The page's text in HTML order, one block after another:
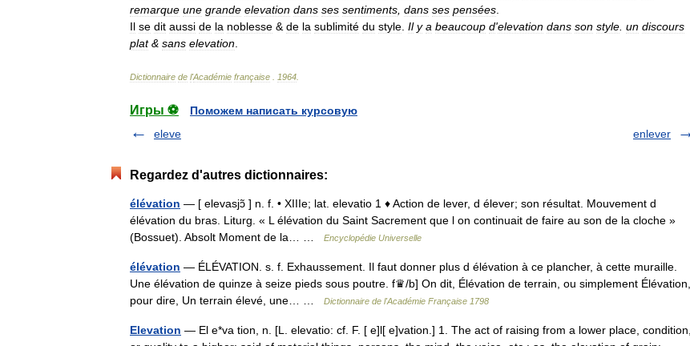
remarque une grande elevation dans ses sentiments dans ses pensées
Il se dit aussi de la noblesse & de la sublimité du style Il y a beaucoup d'elevation dans son style un discours
plat& sans elevation
Dictionnaire de l'Académie française 1964
Игры ⚽
Поможем написать курсовую
eleve
enlever
Regardez d'autres dictionnaires:
élévation — [ elevasjɔ̃ ] n. f. • XIIIe; lat. elevatio 1 ♦ Action de lever, d élever; son résultat. Mouvement d
élévation du bras. Liturg. « L élévation du Saint Sacrement que l on continuait de faire au son de la cloche »
(Bossuet). Absolt Moment de la… …
Encyclopédie Universelle
élévation — ÉLÉVATION. s. f. Exhaussement. Il faut donner plus d élévation à ce plancher, à cette muraille.
Une élévation de quinze à seize pieds sous poutre. f♛/b] On dit, Élévation de terrain, ou simplement Élévation,
pour dire, Un terrain élevé, une… …
Dictionnaire de l'Académie Française 1798
Elevation — El e*va tion, n. [L. elevatio: cf. F. [ e]l[ e]vation.] 1. The act of raising from a lower place, condition,